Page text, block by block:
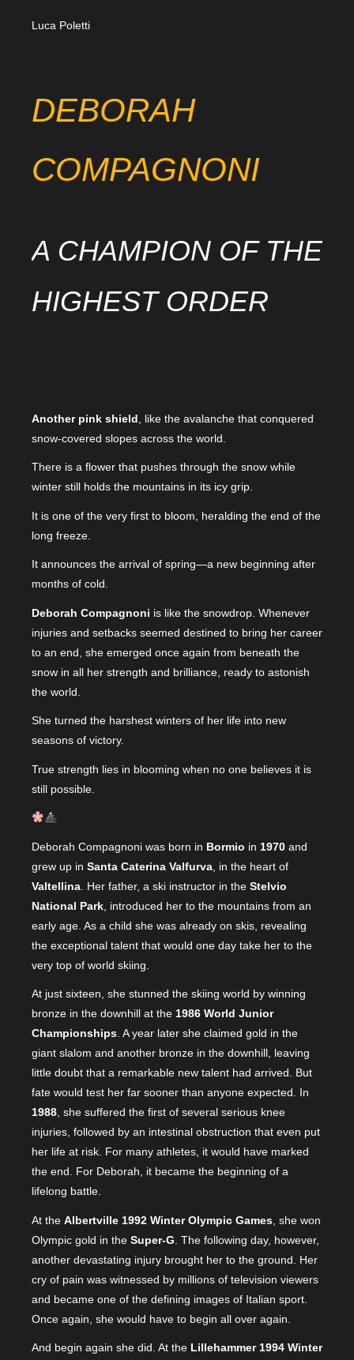
Luca Poletti
DEBORAH
COMPAGNONI
A CHAMPION OF THE
HIGHEST ORDER
Another pink shield , like the avalanche that conquered
snow-covered slopes across the world.
There is a flower that pushes through the snow while
winter still holds the mountains in its icy grip.
It is one of the very first to bloom, heralding the end of the
long freeze.
It announces the arrival of spring—a new beginning after
months of cold.
Deborah Compagnoni is like the snowdrop. Whenever
injuries and setbacks seemed destined to bring her career
to an end, she emerged once again from beneath the
snow in all her strength and brilliance, ready to astonish
the world.
She turned the harshest winters of her life into new
seasons of victory.
True strength lies in blooming when no one believes it is
still possible.
Deborah Compagnoni was born in Bormio in 1970 and
grew up in Santa Caterina Valfurva , in the heart of
Valtellina . Her father, a ski instructor in the Stelvio
National Park , introduced her to the mountains from an
early age. As a child she was already on skis, revealing
the exceptional talent that would one day take her to the
very top of world skiing.
At just sixteen, she stunned the skiing world by winning
bronze in the downhill at the 1986 World Junior
Championships . A year later she claimed gold in the
giant slalom and another bronze in the downhill, leaving
little doubt that a remarkable new talent had arrived. But
fate would test her far sooner than anyone expected. In
1988 , she suffered the first of several serious knee
injuries, followed by an intestinal obstruction that even put
her life at risk. For many athletes, it would have marked
the end. For Deborah, it became the beginning of a
lifelong battle.
At the Albertville 1992 Winter Olympic Games , she won
Olympic gold in the Super-G . The following day, however,
another devastating injury brought her to the ground. Her
cry of pain was witnessed by millions of television viewers
and became one of the defining images of Italian sport.
Once again, she would have to begin all over again.
And begin again she did. At the Lillehammer 1994 Winter